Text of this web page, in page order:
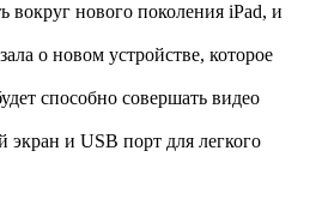
нового поколения iPad, и
о новом устройстве, которое
способно совершать видео
и USB порт для легкого